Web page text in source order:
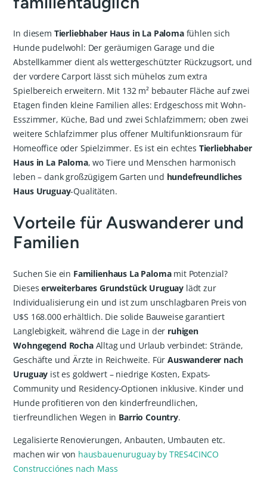
In diesem Tierliebhaber Haus in La Palomafühlen sich
Hunde pudelwohl: Der geräumigen Garage und die
Abstellkammer dient als wettergeschützter Rückzugsort, und
der vordere Carport lässt sich mühelos zum extra
Spielbereich erweitern. Mit 132 m² bebauter Fläche auf zwei
Etagen finden kleine Familien alles: Erdgeschoss mit Wohn-
Esszimmer, Küche, Bad und zwei Schlafzimmern; oben zwei
weitere Schlafzimmer plus offener Multifunktionsraum für
Homeoffice oder Spielzimmer. Es ist ein echtes Tierliebhaber
Haus in La Paloma, wo Tiere und Menschen harmonisch
leben – dank großzügigem Garten und hundefreundliches
Haus Uruguay-Qualitäten.
Vorteile für Auswanderer und
Familien
Suchen Sie ein Familienhaus La Palomamit Potenzial?
Dieseserweiterbares Grundstück Uruguay lädt zur
Individualisierung ein und ist zum unschlagbaren Preis von
U$S 168.000 erhältlich. Die solide Bauweise garantiert
Langlebigkeit, während die Lage in der ruhigen
Wohngegend RochaAlltag und Urlaub verbindet: Strände,
Geschäfte und Ärzte in Reichweite. FürAuswanderer nach
Uruguay ist es goldwert – niedrige Kosten, Expats-
Community und Residency-Optionen inklusive. Kinder und
Hunde profitieren von den kinderfreundlichen,
tierfreundlichen Wegen in Barrio Country.
Legalisierte Renovierungen, Anbauten, Umbauten etc.
machen wir von hausbauenuruguay by TRES4CINCO
Construcciónes nach Mass